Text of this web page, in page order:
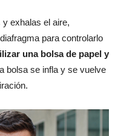
exhalas el aire,
para controlarlo
una bolsa de papel y
bolsa se infla y se vuelve